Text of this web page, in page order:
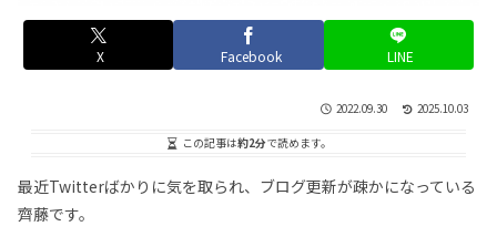
X Facebook LINE
2022.09.30 2025.10.03
この記事は約2分で読めます。
最近Twitterばかりに気を取られ、ブログ更新が疎かになっている
齊藤です。